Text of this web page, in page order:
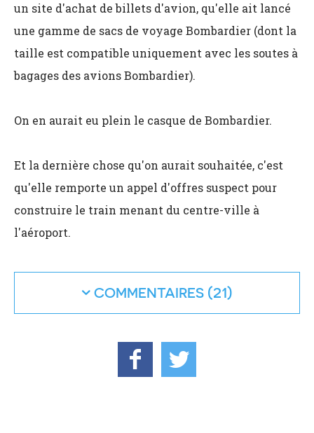
un site d'achat de billets d'avion, qu'elle ait lancé
une gamme de sacs de voyage Bombardier (dont la
taille est compatible uniquement avec les soutes à
bagages des avions Bombardier).
On en aurait eu plein le casque de Bombardier.
Et la dernière chose qu'on aurait souhaitée, c'est
qu'elle remporte un appel d'offres suspect pour
construire le train menant du centre-ville à
l'aéroport.
COMMENTAIRES